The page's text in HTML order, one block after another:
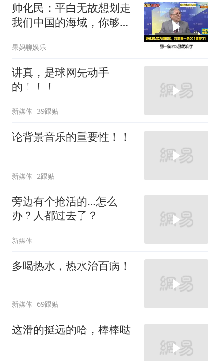
帅化民：平白无故想划走
我们中国的海域，你够格
果妈聊娱乐
讲真，是球网先动手
的！！！
新媒体 39跟贴
论背景音乐的重要性！！
新媒体 2跟贴
旁边有个抢活的…怎么
办？人都过去了？
新媒体
多喝热水，热水治百病！
新媒体 69跟贴
这滑的挺远的哈，棒棒哒